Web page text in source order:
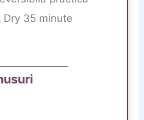
Dry 35 minute